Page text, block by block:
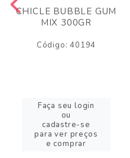
CHICLE BUBBLE GUM
MIX 300GR
Código: 40194
Faça seu login
ou
cadastre-se
para ver preços
e comprar